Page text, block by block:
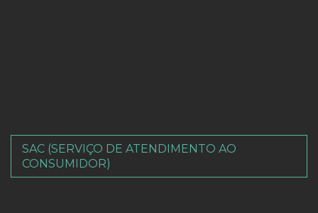
SAC (SERVIÇO DE ATENDIMENTO AO
CONSUMIDOR)